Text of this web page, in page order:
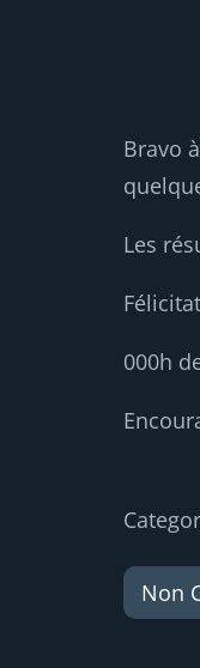
Bravo
Les
000h
Non